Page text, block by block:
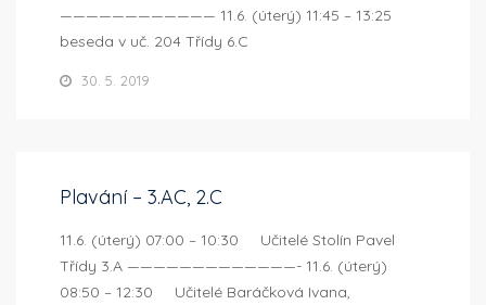
———————————— 11.6. (úterý) 11:45 – 13:25
beseda v uč. 204 Třídy 6.C
30. 5. 2019
Plavání – 3.AC, 2.C
11.6. (úterý) 07:00 – 10:30 Učitelé Stolín Pavel
Třídy 3.A —————————————- 11.6. (úterý)
08:50 – 12:30 Učitelé Baráčková Ivana,